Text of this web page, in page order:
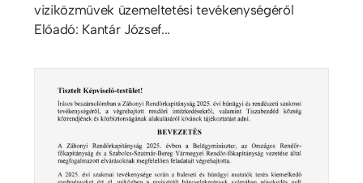
viziközművek üzemeltetési tevékenységéről
Előadó: Kantár József...